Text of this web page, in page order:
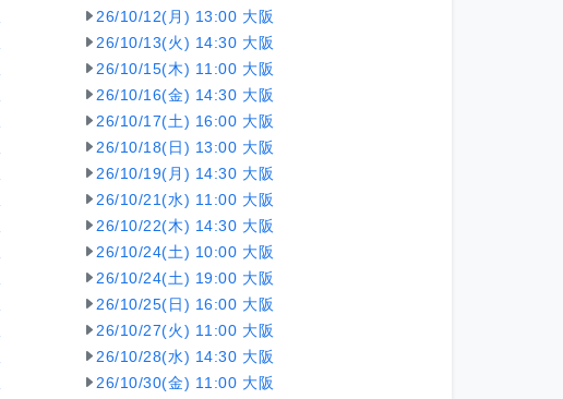
26/10/12(月) 13:00 大阪
26/10/13(火) 14:30 大阪
26/10/15(木) 11:00 大阪
26/10/16(金) 14:30 大阪
26/10/17(土) 16:00 大阪
26/10/18(日) 13:00 大阪
26/10/19(月) 14:30 大阪
26/10/21(水) 11:00 大阪
26/10/22(木) 14:30 大阪
26/10/24(土) 10:00 大阪
26/10/24(土) 19:00 大阪
26/10/25(日) 16:00 大阪
26/10/27(火) 11:00 大阪
26/10/28(水) 14:30 大阪
26/10/30(金) 11:00 大阪